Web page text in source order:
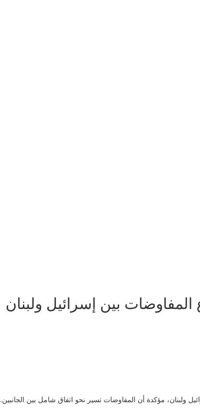
بين إسرائيل ولبنان
ولبنان، مؤكدة أن المفاوضات تسير نحو اتفاق شامل بين الجانبين.